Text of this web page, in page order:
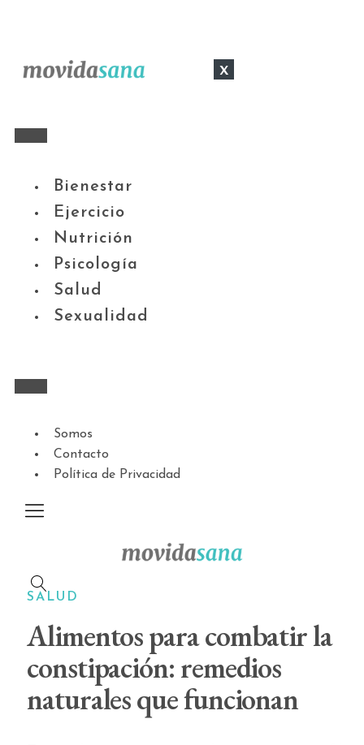
x
Bienestar
Ejercicio
Nutrición
Psicología
Salud
Sexualidad
Somos
Contacto
Política de Privacidad
SALUD
Alimentos para combatir la
constipación: remedios
naturales que funcionan